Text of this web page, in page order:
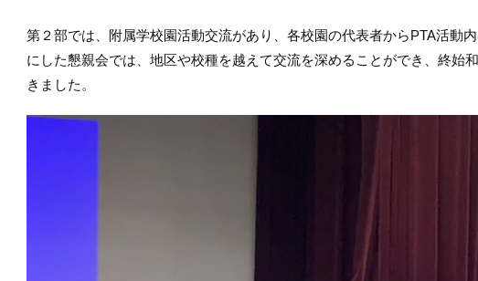
第２部では、附属学校園活動交流があり、各校園の代表者からPTA活動
にした懇親会では、地区や校種を越えて交流を深めることができ、終始
きました。